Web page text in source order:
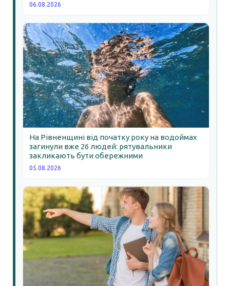
06.08.2026
На Рівненщині від початку року на водоймах
загинули вже 26 людей: рятувальники
закликають бути обережними
05.08.2026